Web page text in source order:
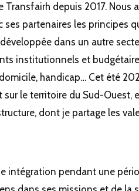
Transfairh depuis 2017.
partenaires les principes
dans un autre
institutionnels et
handicap… Cet été
le territoire du Sud-Ouest,
dont je partage les
intégration pendant une